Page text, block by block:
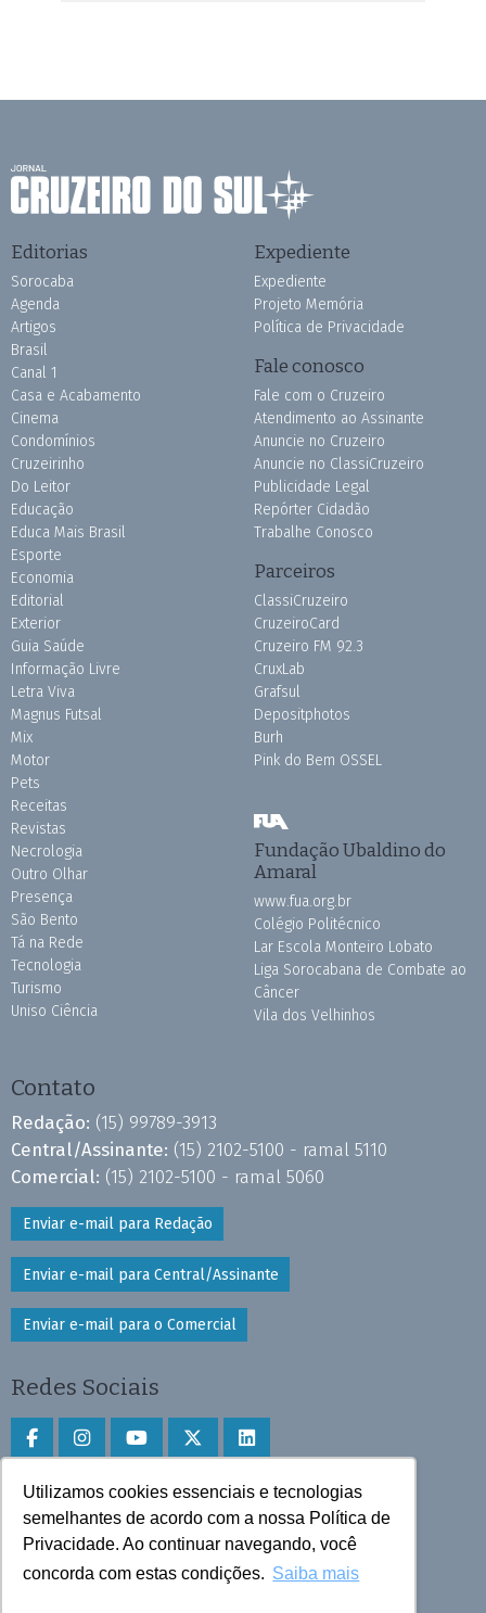
Utilizamos cookies essenciais e tecnologias
semelhantes de acordo com a nossa Política de
Privacidade. Ao continuar navegando, você
concorda com estas condições. Saiba mais
Editorias
Sorocaba
Agenda
Artigos
Brasil
Canal 1
Casa e Acabamento
Cinema
Condomínios
Cruzeirinho
Do Leitor
Educação
Educa Mais Brasil
Esporte
Economia
Editorial
Exterior
Guia Saúde
Informação Livre
Letra Viva
Magnus Futsal
Mix
Motor
Pets
Receitas
Revistas
Necrologia
Outro Olhar
Presença
São Bento
Tá na Rede
Tecnologia
Turismo
Uniso Ciência
Expediente
Expediente
Projeto Memória
Política de Privacidade
Fale conosco
Fale com o Cruzeiro
Atendimento ao Assinante
Anuncie no Cruzeiro
Anuncie no ClassiCruzeiro
Publicidade Legal
Repórter Cidadão
Trabalhe Conosco
Parceiros
ClassiCruzeiro
CruzeiroCard
Cruzeiro FM 92.3
CruxLab
Grafsul
Depositphotos
Burh
Pink do Bem OSSEL
Fundação Ubaldino do
Amaral
www.fua.org.br
Colégio Politécnico
Lar Escola Monteiro Lobato
Liga Sorocabana de Combate ao
Câncer
Vila dos Velhinhos
Contato
Redação: (15) 99789-3913
Central/Assinante: (15) 2102-5100 - ramal 5110
Comercial: (15) 2102-5100 - ramal 5060
Enviar e-mail para Redação
Enviar e-mail para Central/Assinante
Enviar e-mail para o Comercial
Redes Sociais
Faça download do aplicativo
Play Store e App Store